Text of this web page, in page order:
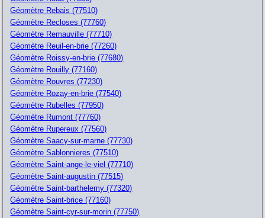
Géomètre Rebais (77510)
Géomètre Recloses (77760)
Géomètre Remauville (77710)
Géomètre Reuil-en-brie (77260)
Géomètre Roissy-en-brie (77680)
Géomètre Rouilly (77160)
Géomètre Rouvres (77230)
Géomètre Rozay-en-brie (77540)
Géomètre Rubelles (77950)
Géomètre Rumont (77760)
Géomètre Rupereux (77560)
Géomètre Saacy-sur-marne (77730)
Géomètre Sablonnieres (77510)
Géomètre Saint-ange-le-viel (77710)
Géomètre Saint-augustin (77515)
Géomètre Saint-barthelemy (77320)
Géomètre Saint-brice (77160)
Géomètre Saint-cyr-sur-morin (77750)